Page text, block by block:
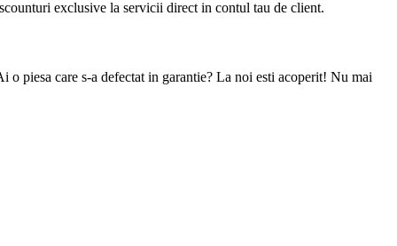
exclusive la servicii direct in contul tau de client.
piesa care s-a defectat in garantie? La noi esti acoperit! Nu mai